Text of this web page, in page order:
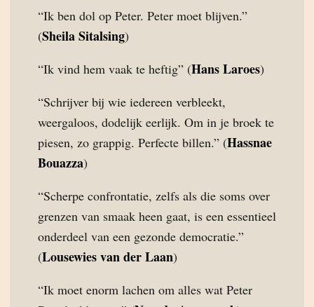
“Ik ben dol op Peter. Peter moet blijven.”
(Sheila Sitalsing)
“Ik vind hem vaak te heftig” (Hans Laroes)
“Schrijver bij wie iedereen verbleekt,
weergaloos, dodelijk eerlijk. Om in je broek te
piesen, zo grappig. Perfecte billen.” (Hassnae
Bouazza)
“Scherpe confrontatie, zelfs als die soms over
grenzen van smaak heen gaat, is een essentieel
onderdeel van een gezonde democratie.”
(Lousewies van der Laan)
“Ik moet enorm lachen om alles wat Peter